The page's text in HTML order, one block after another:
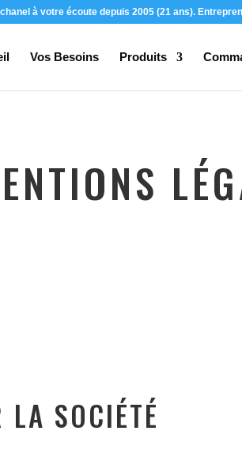
à votre écoute depuis 2005 (21 ans).
Vos Besoins Produits
SOCIÉTÉ